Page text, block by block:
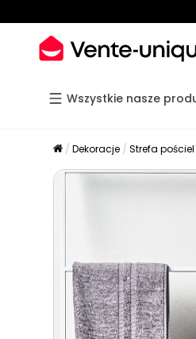
Wszystkie nasze
Dekoracje Strefa pościel